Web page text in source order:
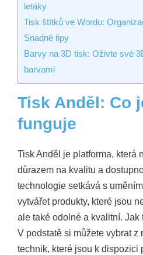
letáky
Tisk štítků ve Wordu:
Snadné tipy
Barvy na 3D tisk: Oživte své
barvami
Tisk Anděl: Co
funguje
Tisk Anděl je platforma, která
důrazem na kvalitu a
technologie setkává s
vytvářet produkty, které jsou
ale také odolné a kvalitní.
V podstatě si můžete vybrat z
technik, které jsou k dispozici